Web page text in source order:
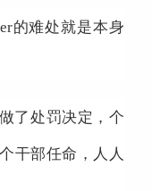
的难处就是本身
了处罚决定，个
干部任命，人人